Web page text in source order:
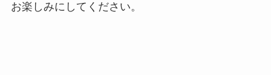
お楽しみにしてください。